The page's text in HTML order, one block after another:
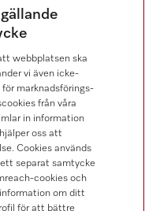
webbplatsen ska
vi även icke-
marknadsförings-
från våra
in information
oss att
Cookies används
separat samtycke
cookies och
om ditt
för att bättre